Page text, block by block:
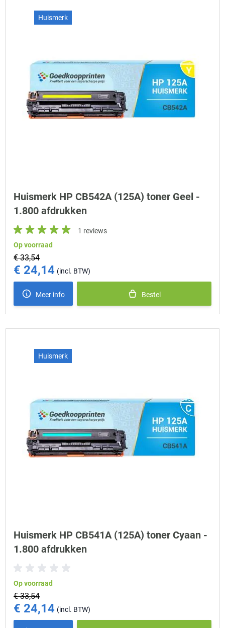
Huismerk
Huismerk HP CB542A (125A) toner Geel -
1.800 afdrukken
1 reviews
Op voorraad
€ 33,54
Special Price
€ 24,14
Meer info Bestel
Huismerk
Huismerk HP CB541A (125A) toner Cyaan -
1.800 afdrukken
Op voorraad
€ 33,54
Special Price
€ 24,14